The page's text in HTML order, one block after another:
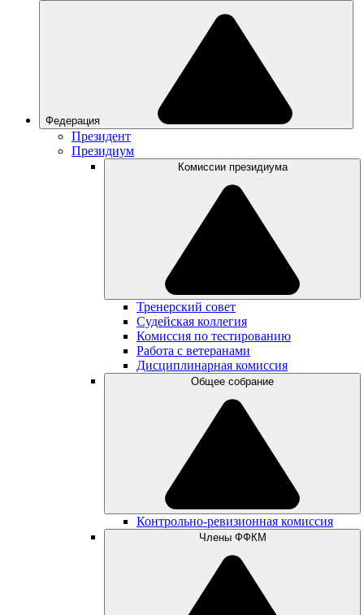
Федерация
Президент
Президиум
Комиссии президиума
Тренерский совет
Судейская коллегия
Комиссия по тестированию
Работа с ветеранами
Дисциплинарная комиссия
Общее собрание
Контрольно-ревизионная комиссия
Члены ФФКМ